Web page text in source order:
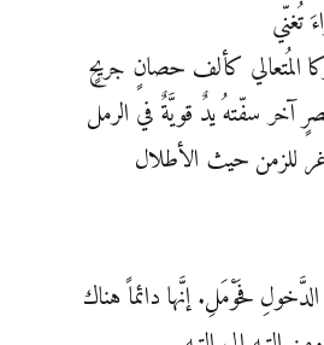
تُغنّي
المُتعالي كألف حصانٍ جريحٍ
آخر سفّتهُ يدٌ قويَّةٌ في الرمل
للزمن حيث الأطلال
فحَوْمَلِ. إنَّها دائماً هناك